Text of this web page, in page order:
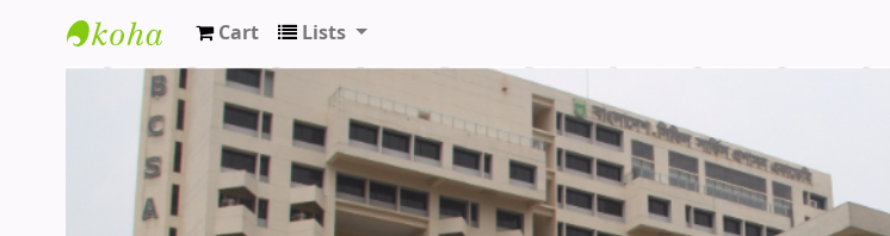
BCS Administration Academy Library
Cart Lists